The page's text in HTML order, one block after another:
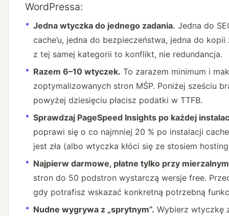
WordPressa:
Jedna wtyczka do jednego zadania. Jedna do
cache’u, jedna do bezpieczeństwa, jedna do
z tej samej kategorii to konflikt, nie redundancja.
Razem 6–10 wtyczek. To zarazem minimum i
zoptymalizowanych stron MŚP. Poniżej sześciu
powyżej dziesięciu płacisz podatki w TTFB.
Sprawdzaj PageSpeed Insights po każdej
poprawi się o co najmniej 20 % po instalacji
jest zła (albo wtyczka kłóci się ze stosiem
Najpierw darmowe, płatne tylko przy
stron do 50 podstron wystarczą wersje free.
gdy potrafisz wskazać konkretną potrzebną
Nudne wygrywa z „sprytnym”. Wybierz wtyczkę